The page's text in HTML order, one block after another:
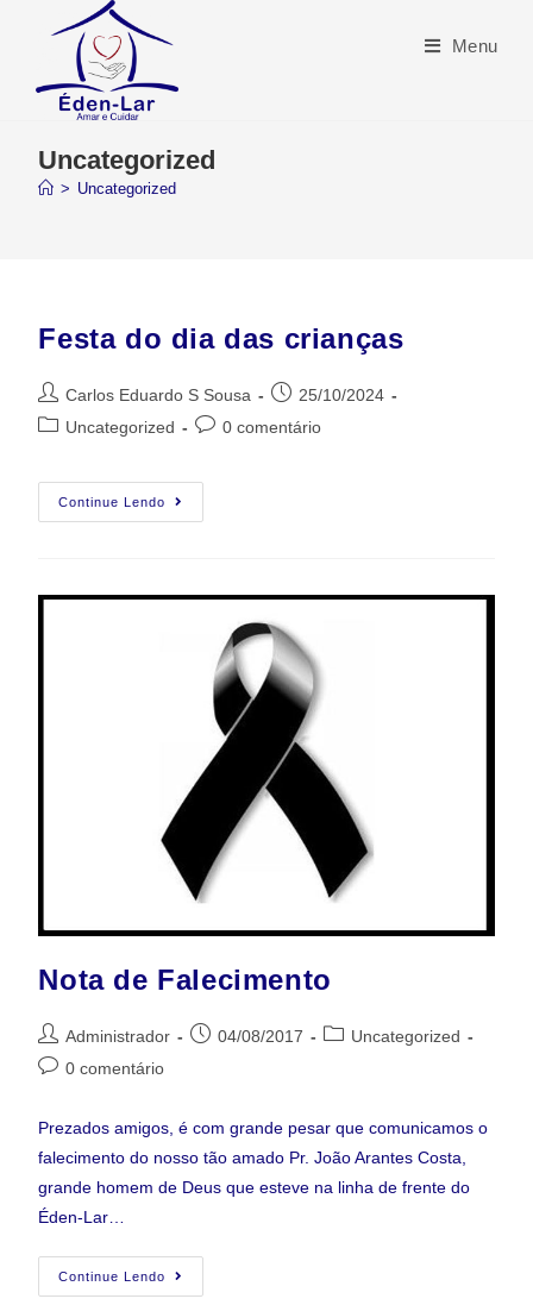
Menu
Uncategorized
> Uncategorized
Festa do dia das crianças
Carlos Eduardo S Sousa
25/10/2024
Uncategorized
0 comentário
Continue Lendo
Nota de Falecimento
Administrador 04/08/2017
Uncategorized
0 comentário
Prezados amigos, é com grande pesar que comunicamos o
falecimento do nosso tão amado Pr. João Arantes Costa,
grande homem de Deus que esteve na linha de frente do
Éden-Lar…
Continue Lendo